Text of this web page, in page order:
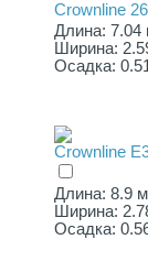
Crownline
Длина: 7.04
Ширина:
Осадка:
Crownline
Длина: 8.9 м
Ширина:
Осадка: